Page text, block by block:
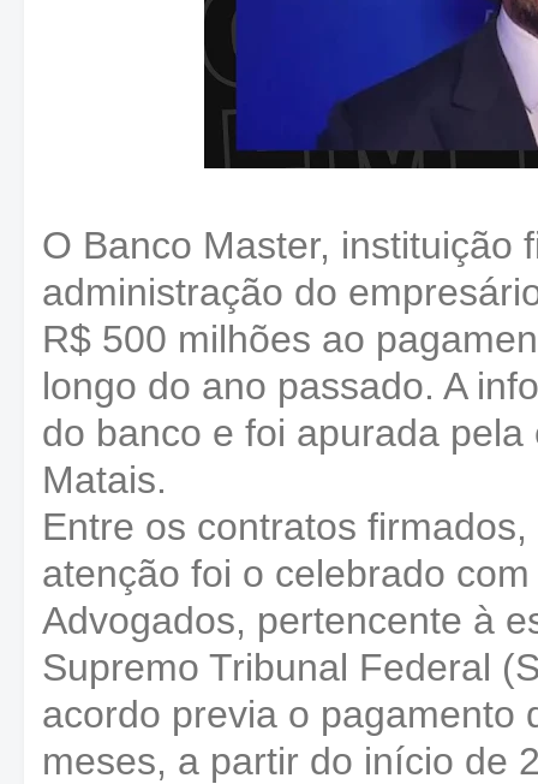
O Banco Master, instituição
administração do
R$ 500 milhões ao
longo do ano passado. A
do banco e foi apurada
Matais.
Entre os contratos
atenção foi o celebrado
Advogados, pertencente à
Supremo Tribunal Federal
acordo previa o pagamento
meses, a partir do início de